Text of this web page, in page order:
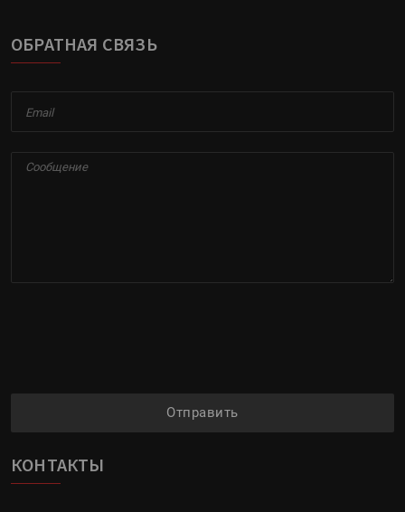
ОБРАТНАЯ СВЯЗЬ
Отправить
КОНТАКТЫ